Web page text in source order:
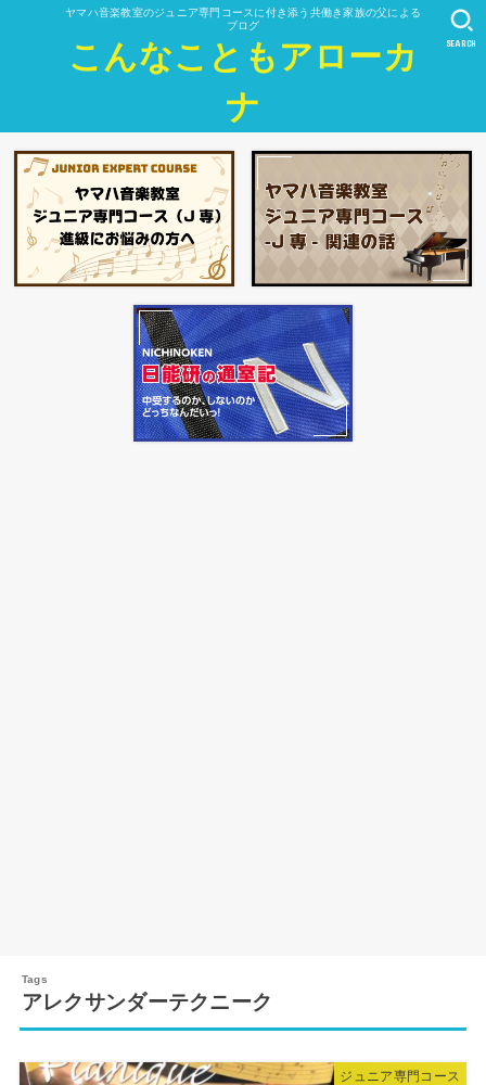
ヤマハ音楽教室のジュニア専門コースに付き添う共働き家族の父による
ブログ
こんなこともアローカ
ナ
SEARCH
アレクサンダーテクニーク
ジュニア専門コース